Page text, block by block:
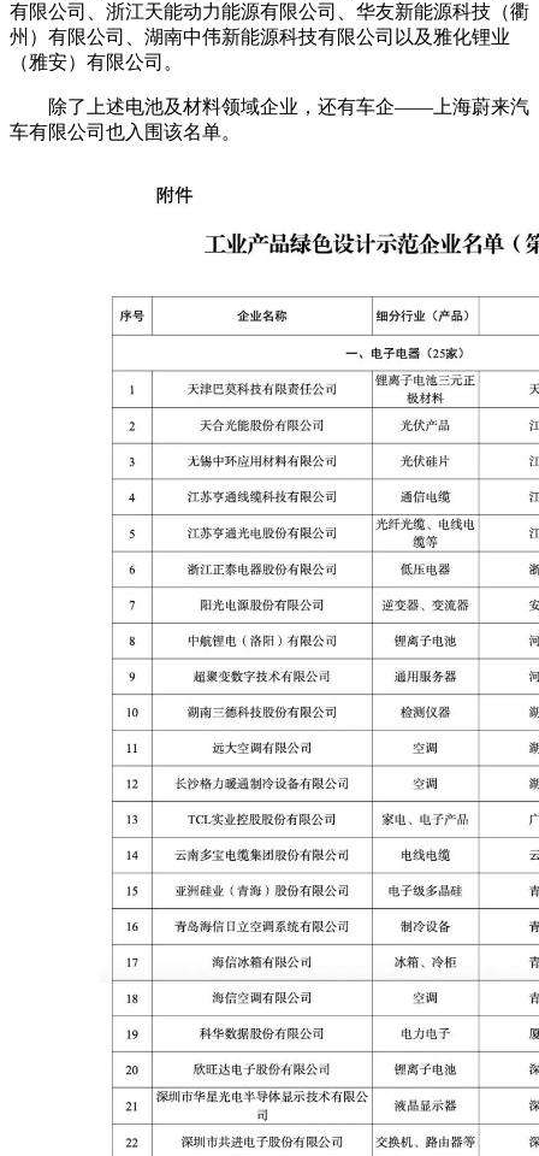
有限公司、浙江天能动力能源有限公司、华友新能源科技（衢
州）有限公司、湖南中伟新能源科技有限公司以及雅化锂业
（雅安）有限公司。
除了上述电池及材料领域企业，还有车企——上海蔚来汽
车有限公司也入围该名单。